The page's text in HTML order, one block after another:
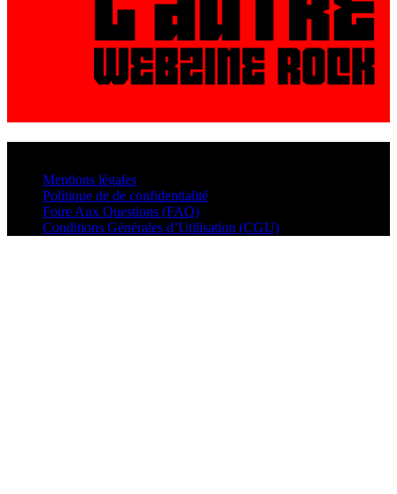
Mentions légales
Politique de de confidentialité
Foire Aux Questions (FAQ)
Conditions Générales d’Utilisation (CGU)